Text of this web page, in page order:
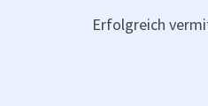
Erfolgreich